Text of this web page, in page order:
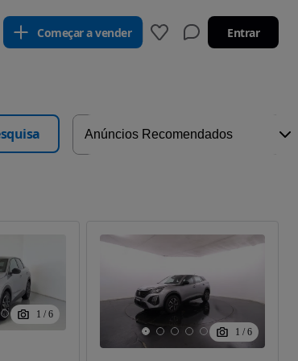
Começar a vender Entrar
1 / 6
1 / 6